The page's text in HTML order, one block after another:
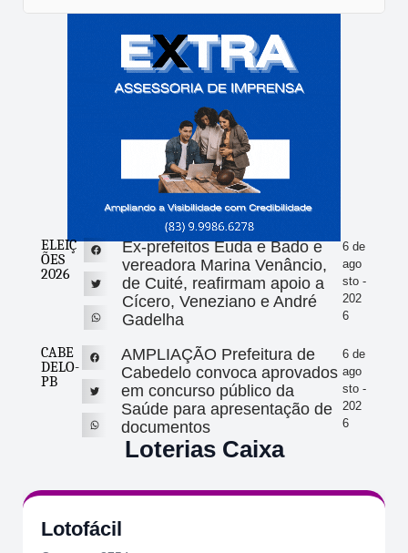
ELEIÇ
ÕES
2026
Ex-prefeitos Euda e Bado e
vereadora Marina Venâncio,
de Cuité, reafirmam apoio a
Cícero, Veneziano e André
Gadelha
6 de
ago
sto -
202
6
CABE
DELO-
PB
AMPLIAÇÃO Prefeitura de
Cabedelo convoca aprovados
em concurso público da
Saúde para apresentação de
documentos
6 de
ago
sto -
202
6
Loterias Caixa
Lotofácil